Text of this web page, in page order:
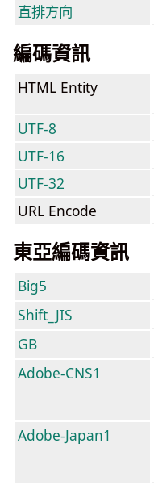
直排方向
編碼資訊
HTML Entity
UTF-8
UTF-16
UTF-32
URL Encode
東亞編碼資訊
Big5
Shift_JIS
GB
Adobe-CNS1
Adobe-Japan1